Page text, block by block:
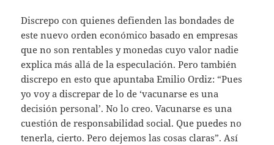
Discrepo con quienes defienden las bondades de
este nuevo orden económico basado en empresas
que no son rentables y monedas cuyo valor nadie
explica más allá de la especulación. Pero también
discrepo en esto que apuntaba Emilio Ordiz: “Pues
yo voy a discrepar de lo de ‘vacunarse es una
decisión personal’. No lo creo. Vacunarse es una
cuestión de responsabilidad social. Que puedes no
tenerla, cierto. Pero dejemos las cosas claras”. Así